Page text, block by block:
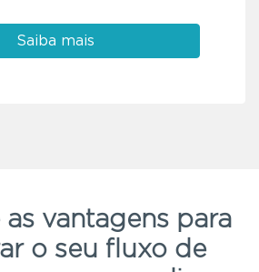
Saiba mais
vantagens para
o seu fluxo de